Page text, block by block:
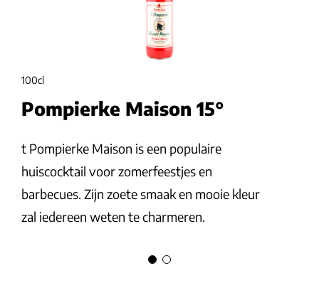
100cl
Pompierke Maison 15°
t Pompierke Maison is een populaire
huiscocktail voor zomerfeestjes en
barbecues. Zijn zoete smaak en mooie kleur
zal iedereen weten te charmeren.